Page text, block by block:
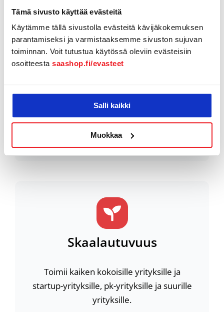
Tämä sivusto käyttää evästeitä
Käytämme tällä sivustolla evästeitä kävijäkokemuksen
parantamiseksi ja varmistaaksemme sivuston sujuvan
toiminnan. Voit tutustua käytössä oleviin evästeisiin
osoitteesta saashop.fi/evasteet
Salli kaikki
Muokkaa
Turvallisuus
SaaShop-virtuaalikortit vähentävät
petoksia ja väärinkäyttöä.Lue lisää
Skaalautuvuus
Toimii kaiken kokoisille yrityksille ja
startup-yrityksille, pk-yrityksille ja suurille
yrityksille.